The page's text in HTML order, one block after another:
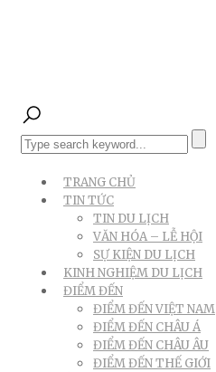
TRANG CHỦ
TIN TỨC
TIN DU LỊCH
VĂN HÓA – LỄ HỘI
SỰ KIỆN DU LỊCH
KINH NGHIỆM DU LỊCH
ĐIỂM ĐẾN
ĐIỂM ĐẾN VIỆT NAM
ĐIỂM ĐẾN CHÂU Á
ĐIỂM ĐẾN CHÂU ÂU
ĐIỂM ĐẾN THẾ GIỚI